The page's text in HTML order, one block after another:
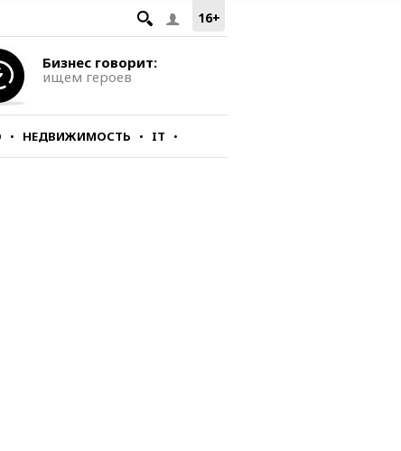
16+
Бизнес говорит:
ищем героев
НЕДВИЖИМОСТЬ IT